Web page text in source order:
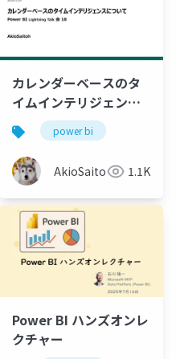
power bi
カレンダーベースのタ
イムインテリジェンス
についてpower bi
AkioSaitoh 1.1K
Power BI ハンズオンレ
クチャー